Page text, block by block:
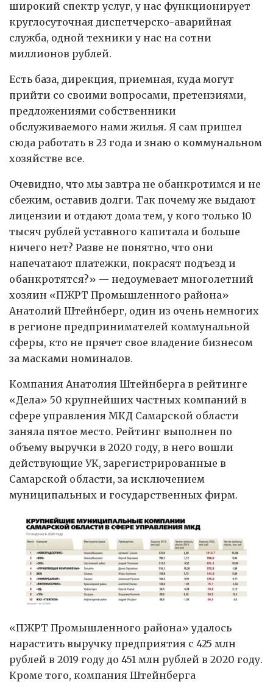
широкий спектр услуг, у нас функционирует
круглосуточная диспетчерско-аварийная
служба, одной техники у нас на сотни
миллионов рублей.
Есть база, дирекция, приемная, куда могут
прийти со своими вопросами, претензиями,
предложениями собственники
обслуживаемого нами жилья. Я сам пришел
сюда работать в 23 года и знаю о коммунальном
хозяйстве все.
Очевидно, что мы завтра не обанкротимся и не
сбежим, оставив долги. Так почему же выдают
лицензии и отдают дома тем, у кого только 10
тысяч рублей уставного капитала и больше
ничего нет? Разве не понятно, что они
напечатают платежки, покрасят подъезд и
обанкротятся?» — недоумевает многолетний
хозяин «ПЖРТ Промышленного района»
Анатолий Штейнберг, один из очень немногих
в регионе предпринимателей коммунальной
сферы, кто не прячет свое владение бизнесом
за масками номиналов.
Компания Анатолия Штейнберга в рейтинге
«Дела» 50 крупнейших частных компаний в
сфере управления МКД Самарской области
заняла пятое место. Рейтинг выполнен по
объему выручки в 2020 году, в него вошли
действующие УК, зарегистрированные в
Самарской области, за исключением
муниципальных и государственных фирм.
«ПЖРТ Промышленного района» удалось
нарастить выручку предприятия с 425 млн
рублей в 2019 году до 451 млн рублей в 2020 году.
Кроме того, компания Штейнберга